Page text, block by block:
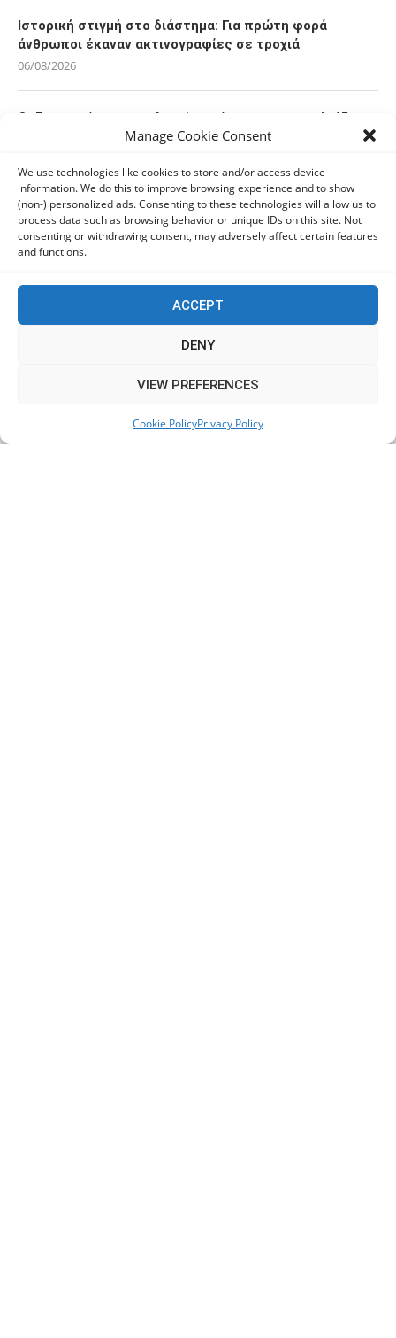
Manage Cookie Consent
We use technologies like cookies to store and/or access device
information. We do this to improve browsing experience and to show
(non-) personalized ads. Consenting to these technologies will allow us to
process data such as browsing behavior or unique IDs on this site. Not
consenting or withdrawing consent, may adversely affect certain features
and functions.
ACCEPT
DENY
VIEW PREFERENCES
Cookie PolicyPrivacy Policy
Ιστορική στιγμή στο διάστημα: Για πρώτη φορά
άνθρωποι έκαναν ακτινογραφίες σε τροχιά
06/08/2026
Οι Ευρωπαίοι καταναλωτές φαίνεται να «αγκαλιάζουν»
τα νέα Samsung Galaxy Z Fold8
Οι χρήστες Mac είναι περισσότερο εκτεθειμένοι σε
κυβερνοαπειλές αλλά λαμβάνουν λιγότερα μέτρα
προστασίας
Πόλη Χρυσοχούς: Σε εξέλιξη η ενοποίηση τεσσάρων
αρχαιολογικών χώρων (εικόνες)
όσους δεν συμμορφώθηκαν για τις επικίνδυνες
This website uses cookies to improve your experience. We'll
Accept
Read More